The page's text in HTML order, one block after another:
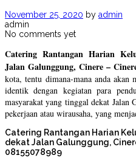
November 25, 2020 by admin
admin
No comments yet
Catering Rantangan Harian
Jalan Galunggung, Cinere –
kota, tentu dimana-mana anda akan
identik dengan kegiatan para
masyarakat yang tinggal dekat
pekerjaan atau wirausaha, yang
Catering Rantangan Harian
dekat Jalan Galunggung,
08155078989